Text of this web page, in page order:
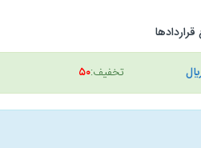
تخفیف:۵۰